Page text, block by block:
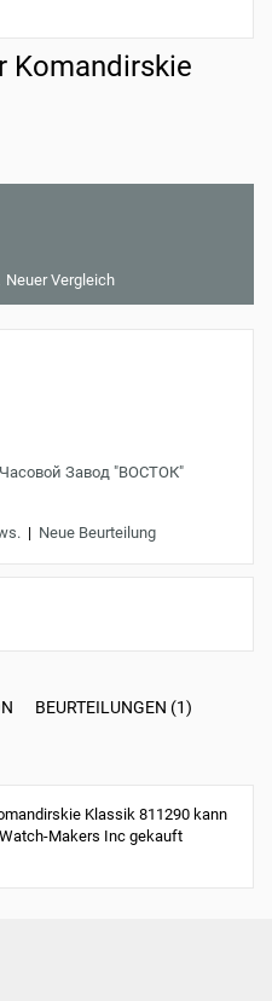
Komandirskie
Neuer Vergleich
Завод "ВОСТОК"
| Neue Beurteilung
BEURTEILUNGEN (1)
Klassik 811290 kann
Makers Inc gekauft